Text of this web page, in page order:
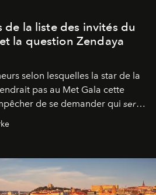
de la liste des invités du
la question Zendaya
selon lesquelles la star de la
pas au Met Gala cette
de se demander qui sera